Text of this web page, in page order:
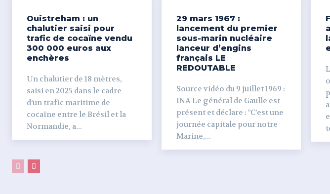
Ouistreham : un
chalutier saisi pour
trafic de cocaïne vendu
300 000 euros aux
enchères
Un chalutier de 18 mètres,
saisi en 2025 dans le cadre
d’un trafic maritime de
cocaïne entre le Brésil et la
Normandie, a...
29 mars 1967 :
lancement du premier
sous-marin nucléaire
lanceur d’engins
français LE
REDOUTABLE
Source vidéo du 9 juillet 1969 :
INA Le général de Gaulle est
présent et déclare : "C’est une
journée capitale pour notre
Marine,...